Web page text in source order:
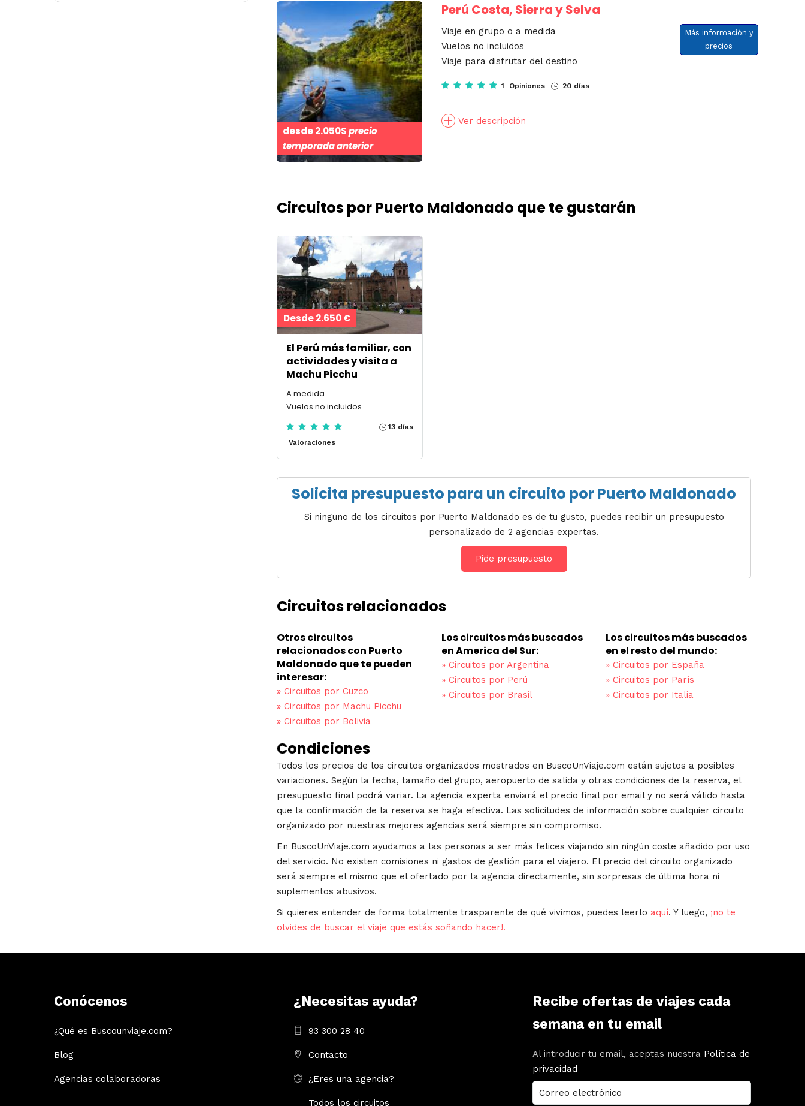
desde2.050$ precio
temporada anterior
Perú Costa, Sierra y Selva
Viaje en grupo o a medida
Vuelos no incluidos
Viaje para disfrutar del destino
1 Opiniones 20 días
Ver descripción
Más información y
precios
Circuitos por Puerto Maldonado que te gustarán
Desde 2.650 €
El Perú más familiar, con
actividades y visita a
Machu Picchu
A medida
Vuelos no incluidos
Valoraciones
13 días
Solicita presupuesto para un circuito por Puerto Maldonado
Si ninguno de los circuitos por Puerto Maldonado es de tu gusto, puedes recibir un presupuesto
personalizado de 2 agencias expertas.
Pide presupuesto
Circuitos relacionados
Otros circuitos
relacionados con Puerto
Maldonado que te pueden
interesar:
» Circuitos por Cuzco
» Circuitos por Machu Picchu
» Circuitos por Bolivia
Los circuitos más buscados
en America del Sur:
»Circuitos por Argentina
»Circuitos por Perú
»Circuitos por Brasil
Los circuitos más buscados
en el resto del mundo:
» Circuitos por España
» Circuitos por París
» Circuitos por Italia
Condiciones
Todos los precios de los circuitos organizados mostrados en BuscoUnViaje.com están sujetos a posibles
variaciones. Según la fecha, tamaño del grupo, aeropuerto de salida y otras condiciones de la reserva, el
presupuesto final podrá variar. La agencia experta enviará el precio final por email y no será válido hasta
que la confirmación de la reserva se haga efectiva. Las solicitudes de información sobre cualquier circuito
organizado por nuestras mejores agencias será siempre sin compromiso.
En BuscoUnViaje.com ayudamos a las personas a ser más felices viajando sin ningún coste añadido por uso
del servicio. No existen comisiones ni gastos de gestión para el viajero. El precio del circuito organizado
será siempre el mismo que el ofertado por la agencia directamente, sin sorpresas de última hora ni
suplementos abusivos.
Si quieres entender de forma totalmente trasparente de qué vivimos, puedes leerlo aquí. Y luego, ¡no te
olvides de buscar el viaje que estás soñando hacer!.
Conócenos
¿Qué es Buscounviaje.com?
Blog
Agencias colaboradoras
¿Necesitas ayuda?
93 300 28 40
Contacto
¿Eres una agencia?
Todos los circuitos
Recibe ofertas de viajes cada
semana en tu email
Al introducir tu email, aceptas nuestra Política de
privacidad